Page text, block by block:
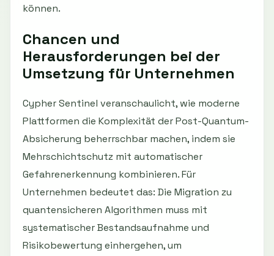
können.
Chancen und
Herausforderungen bei der
Umsetzung für Unternehmen
Cypher Sentinel veranschaulicht, wie moderne
Plattformen die Komplexität der Post-Quantum-
Absicherung beherrschbar machen, indem sie
Mehrschichtschutz mit automatischer
Gefahrenerkennung kombinieren. Für
Unternehmen bedeutet das: Die Migration zu
quantensicheren Algorithmen muss mit
systematischer Bestandsaufnahme und
Risikobewertung einhergehen, um